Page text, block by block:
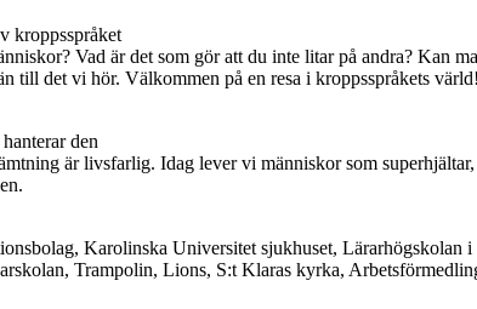
kroppsspråket
Vad är det som gör att du inte litar på andra? Kan
till det vi hör. Välkommen på en resa i kroppsspråkets värld!
den
är livsfarlig. Idag lever vi människor som
Karolinska Universitet sjukhuset,
Trampolin, Lions, S:t Klaras kyrka,